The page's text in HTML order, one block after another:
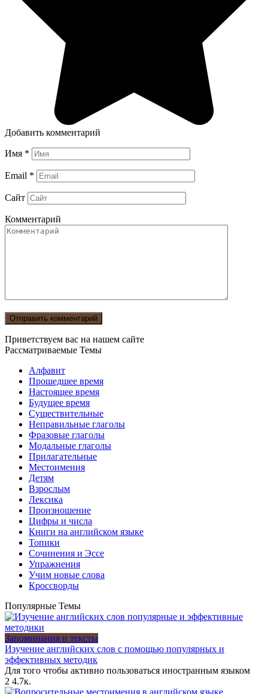
Добавить комментарий
Имя *
Email *
Сайт
Комментарий
Приветствуем вас на нашем сайте
Рассматриваемые Темы
Алфавит
Прошедшее время
Настоящее время
Будущее время
Существительные
Неправильные глаголы
Фразовые глаголы
Модальные глаголы
Прилагательные
Местоимения
Детям
Взрослым
Лексика
Произношение
Цифры и числа
Книги на английском языке
Топики
Сочинения и Эссе
Упражнения
Учим новые слова
Кроссворды
Популярные Темы
Запоминания и тексты
Изучение английских слов с помощью популярных и
эффективных методик
Для того чтобы активно пользоваться иностранным языком
2 4.7к.